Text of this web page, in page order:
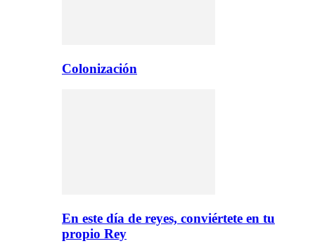
Colonización
En este día de reyes, conviértete en tu
propio Rey